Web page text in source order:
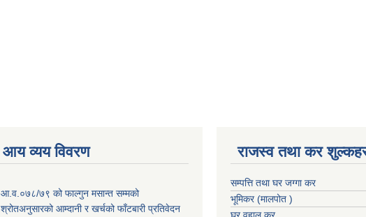
आय व्यय विवरण
आ.व.०७८/७९ को फाल्गुन मसान्त सम्मको
श्रोतअनुसारको आम्दानी र खर्चको फाँटबारी प्रतिवेदन
राजस्व तथा कर
सम्पत्ति तथा घर जग्गा कर
भूमिकर (मालपोत )